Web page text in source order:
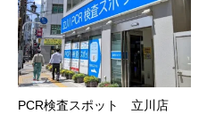
PCR検査スポット 立川店